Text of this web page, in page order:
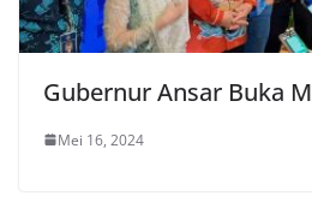
Gubernur Ansar Buka
Mei 16, 2024